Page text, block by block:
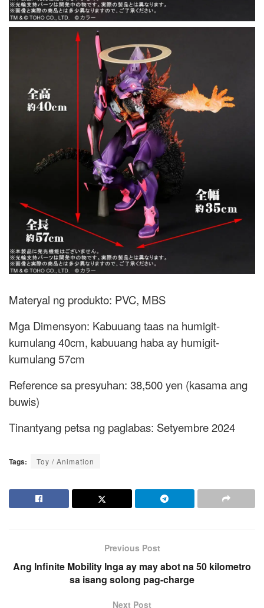
Materyal ng produkto: PVC, MBS
Mga Dimensyon: Kabuuang taas na humigit-
kumulang 40cm, kabuuang haba ay humigit-
kumulang 57cm
Reference sa presyuhan: 38,500 yen (kasama ang
buwis)
Tinantyang petsa ng paglabas: Setyembre 2024
Tags: Toy / Animation
Previous Post
Ang Infinite Mobility Inga ay may abot na 50 kilometro
sa isang solong pag-charge
Next Post